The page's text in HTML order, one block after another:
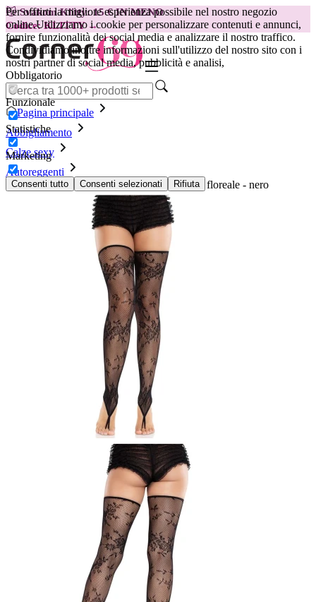
Per offrirti la migliore esperienza possibile nel nostro negozio
online.Utilizziamo i cookie per personalizzare contenuti e annunci,
fornire funzionalità dei social media e analizzare il nostro traffico.
Condividiamo inoltre informazioni sull'utilizzo del nostro sito con i
nostri partner di social media, pubblicità e analisi,
Obbligatorio
Funzionale
Statistiche
Marketing
Consenti tutto Consenti selezionati Rifiuta
😽Svakom Klitty: 15 € IN MENO
Codice: KLITTY →
Pagina principale
Abbigliamento
Calze sexy
Autoreggenti
LEG AVENUE - Calze senza piede in pizzo floreale - nero